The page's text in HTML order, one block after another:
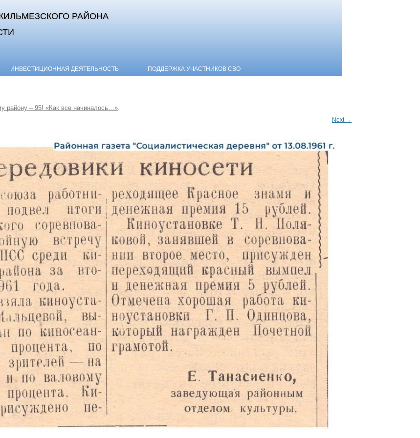
РАЙОНА
Skip to content
ИНВЕСТИЦИОННАЯ ДЕЯТЕЛЬНОСТЬ ПОДДЕРЖКА УЧАСТНИКОВ СВО
району – 95! «Как все начиналось…».
Next →